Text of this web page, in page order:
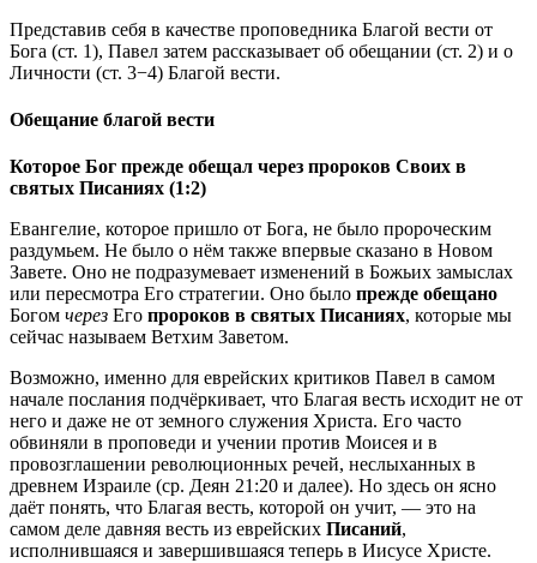
Представив себя в качестве проповедника Благой вести от
Бога (ст. 1), Павел затем рассказывает об обещании (ст. 2) и о
Личности (ст. 3−4) Благой вести.
Обещание благой вести
Которое Бог прежде обещал через пророков Своих в
святых Писаниях (1:2)
Евангелие, которое пришло от Бога, не было пророческим
раздумьем. Не было о нём также впервые сказано в Новом
Завете. Оно не подразумевает изменений в Божьих замыслах
или пересмотра Его стратегии. Оно было прежде обещано
Богом через Его пророков в святых Писаниях, которые мы
сейчас называем Ветхим Заветом.
Возможно, именно для еврейских критиков Павел в самом
начале послания подчёркивает, что Благая весть исходит не от
него и даже не от земного служения Христа. Его часто
обвиняли в проповеди и учении против Моисея и в
провозглашении революционных речей, неслыханных в
древнем Израиле (ср. Деян 21:20 и далее). Но здесь он ясно
даёт понять, что Благая весть, которой он учит, — это на
самом деле давняя весть из еврейских Писаний,
исполнившаяся и завершившаяся теперь в Иисусе Христе.